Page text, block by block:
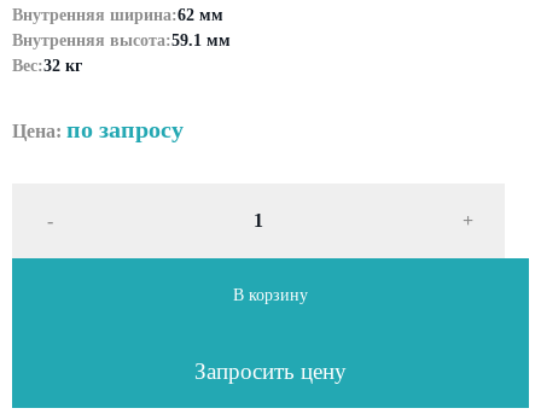
Внутренняя ширина:62 мм
Внутренняя высота:59.1 мм
Вес:32 кг
Цена: по запросу
- +
В корзину
Запросить цену